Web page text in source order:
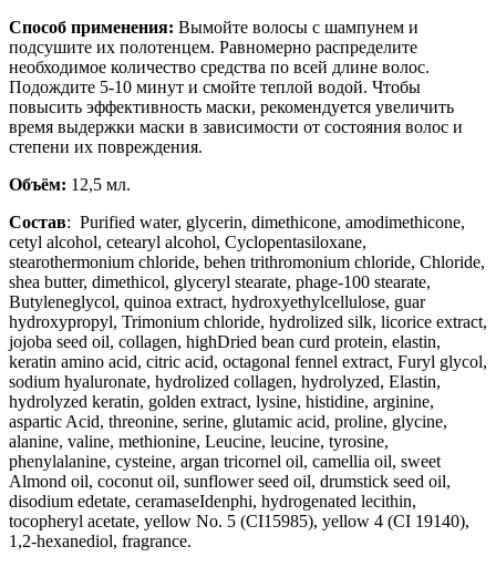
Способ применения: Вымойте волосы с шампунем и
подсушите их полотенцем. Равномерно распределите
необходимое количество средства по всей длине волос.
Подождите 5-10 минут и смойте теплой водой. Чтобы
повысить эффективность маски, рекомендуется увеличить
время выдержки маски в зависимости от состояния волос и
степени их повреждения.
Объём: 12,5 мл.
Состав: Purified water, glycerin, dimethicone, amodimethicone,
cetyl alcohol, cetearyl alcohol, Cyclopentasiloxane,
stearothermonium chloride, behen trithromonium chloride, Chloride,
shea butter, dimethicol, glyceryl stearate, phage-100 stearate,
Butyleneglycol, quinoa extract, hydroxyethylcellulose, guar
hydroxypropyl, Trimonium chloride, hydrolized silk, licorice extract,
jojoba seed oil, collagen, highDried bean curd protein, elastin,
keratin amino acid, citric acid, octagonal fennel extract, Furyl glycol,
sodium hyaluronate, hydrolized collagen, hydrolyzed, Elastin,
hydrolyzed keratin, golden extract, lysine, histidine, arginine,
aspartic Acid, threonine, serine, glutamic acid, proline, glycine,
alanine, valine, methionine, Leucine, leucine, tyrosine,
phenylalanine, cysteine, argan tricornel oil, camellia oil, sweet
Almond oil, coconut oil, sunflower seed oil, drumstick seed oil,
disodium edetate, ceramaseIdenphi, hydrogenated lecithin,
tocopheryl acetate, yellow No. 5 (CI15985), yellow 4 (CI 19140),
1,2-hexanediol, fragrance.